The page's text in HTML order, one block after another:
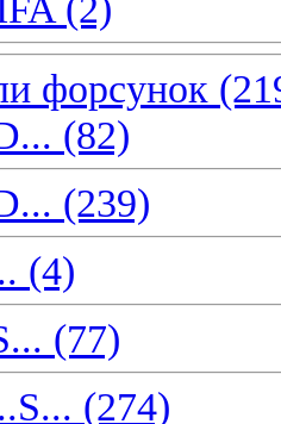
форсунок
(82)
(239)
(4)
(77)
(274)